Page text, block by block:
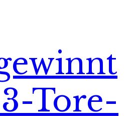
Tore-